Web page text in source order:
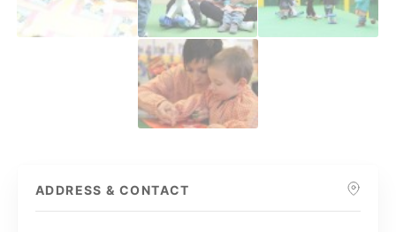
ADDRESS & CONTACT